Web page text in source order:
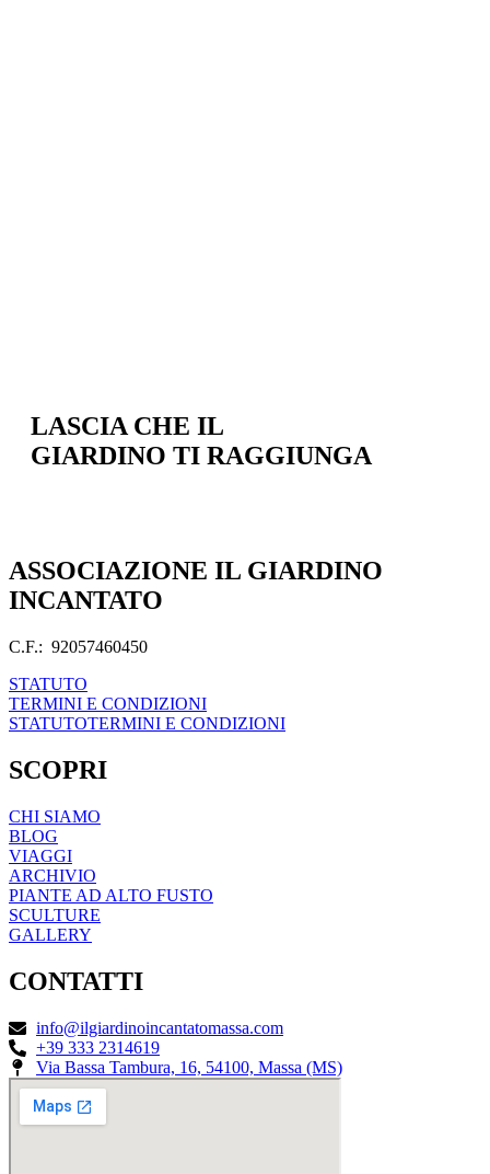
LASCIA CHE IL
GIARDINO TI RAGGIUNGA
ASSOCIAZIONE IL GIARDINO
INCANTATO
C.F.: 92057460450
STATUTO
TERMINI E CONDIZIONI
STATUTOTERMINI E CONDIZIONI
SCOPRI
CHI SIAMO
BLOG
VIAGGI
ARCHIVIO
PIANTE AD ALTO FUSTO
SCULTURE
GALLERY
CONTATTI
info@ilgiardinoincantatomassa.com
+39 333 2314619
Via Bassa Tambura, 16, 54100, Massa (MS)